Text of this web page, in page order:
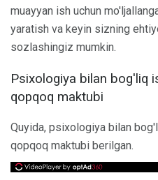
muayyan ish uchun
yaratish va keyin sizning
sozlashingiz mumkin.
Psixologiya bilan bog'liq
qopqoq maktubi
Quyida, psixologiya bilan
qopqoq maktubi berilgan.